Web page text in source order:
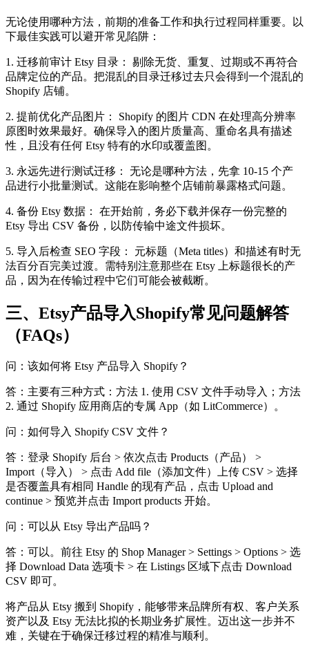
无论使用哪种方法，前期的准备工作和执行过程同样重要。以
下最佳实践可以避开常见陷阱：
1. 迁移前审计 Etsy 目录： 剔除无货、重复、过期或不再符合
品牌定位的产品。把混乱的目录迁移过去只会得到一个混乱的
Shopify 店铺。
2. 提前优化产品图片： Shopify 的图片 CDN 在处理高分辨率
原图时效果最好。确保导入的图片质量高、重命名具有描述
性，且没有任何 Etsy 特有的水印或覆盖图。
3. 永远先进行测试迁移： 无论是哪种方法，先拿 10-15 个产
品进行小批量测试。这能在影响整个店铺前暴露格式问题。
4. 备份 Etsy 数据： 在开始前，务必下载并保存一份完整的
Etsy 导出 CSV 备份，以防传输中途文件损坏。
5. 导入后检查 SEO 字段： 元标题（Meta titles）和描述有时无
法百分百完美过渡。需特别注意那些在 Etsy 上标题很长的产
品，因为在传输过程中它们可能会被截断。
三、Etsy产品导入Shopify常见问题解答
（FAQs）
问：该如何将 Etsy 产品导入 Shopify？
答：主要有三种方式：方法 1. 使用 CSV 文件手动导入；方法
2. 通过 Shopify 应用商店的专属 App（如 LitCommerce）。
问：如何导入 Shopify CSV 文件？
答：登录 Shopify 后台 > 依次点击 Products（产品） >
Import（导入） > 点击 Add file（添加文件）上传 CSV > 选择
是否覆盖具有相同 Handle 的现有产品，点击 Upload and
continue > 预览并点击 Import products 开始。
问：可以从 Etsy 导出产品吗？
答：可以。前往 Etsy 的 Shop Manager > Settings > Options > 选
择 Download Data 选项卡 > 在 Listings 区域下点击 Download
CSV 即可。
将产品从 Etsy 搬到 Shopify，能够带来品牌所有权、客户关系
资产以及 Etsy 无法比拟的长期业务扩展性。迈出这一步并不
难，关键在于确保迁移过程的精准与顺利。